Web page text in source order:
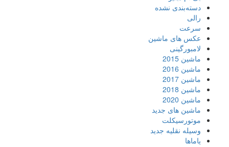
دسته‌بندی نشده
رالی
سرعت
عکس های ماشین
لامبورگینی
ماشین 2015
ماشین 2016
ماشین 2017
ماشین 2018
ماشین 2020
ماشین های جدید
موتورسیکلت
وسیله نقلیه جدید
یاماها